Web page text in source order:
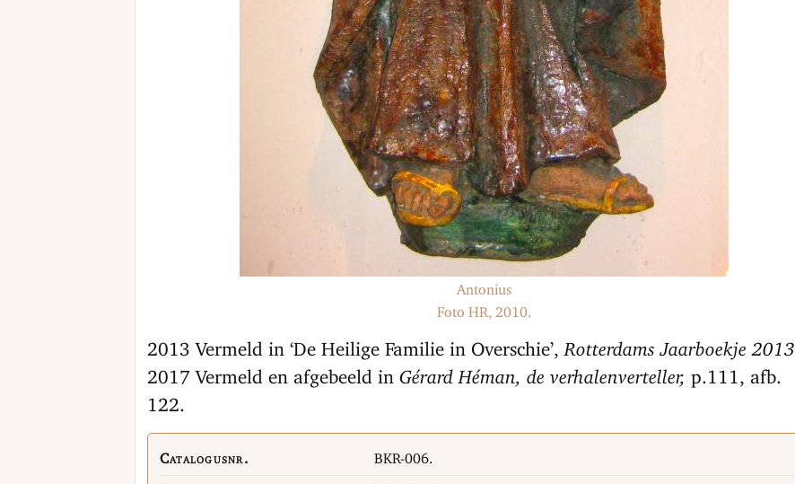
Antonius
Foto HR, 2010.
2013 Vermeld in ‘De Heilige Familie in Overschie’,Rotterdams Jaarboekje 2013
2017 Vermeld en afgebeeld in Gérard Héman, de verhalenverteller, p.111, afb.
122.
Catalogusnr. BKR-006.